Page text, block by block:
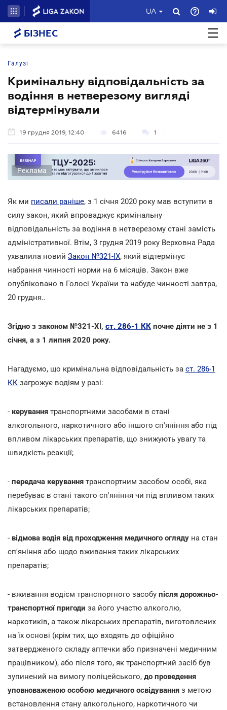
UA
БІЗНЕС
Галузі
Кримінальну відповідальність за
водіння в нетверезому вигляді
відтермінували
19 грудня 2019, 12:40 6416 1
Реклама
Як ми писали раніше, з 1 січня 2020 року мав вступити в
силу закон, який впроваджує кримінальну
відповідальність за водіння в нетверезому стані замість
адміністративної. Втім, 3 грудня 2019 року Верховна Рада
ухвалила новий Закон №321-ІХ, який відтермінує
набрання чинності норми на 6 місяців. Закон вже
опубліковано в Голосі України та набуде чинності завтра,
20 грудня..
Згідно з законом №321-ХІ, ст. 286-1 КК почне діяти не з 1
січня, а з 1 липня 2020 року.
Нагадуємо, що кримінальна відповідальність за ст. 286-1
КК загрожує водіям у разі:
- керування транспортними засобами в стані
алкогольного, наркотичного або іншого сп'яніння або під
впливом лікарських препаратів, що знижують увагу та
швидкість реакції;
- передача керування транспортним засобом особі, яка
перебуває в стані такого сп'яніння чи під впливом таких
лікарських препаратів;
- відмова водія від проходження медичного огляду на стан
сп'яніння або щодо вживання таких лікарських
препаратів;
- вживання водієм транспортного засобу після дорожньо-
транспортної пригоди за його участю алкоголю,
наркотиків, а також лікарських препаратів, виготовлених
на їх основі (крім тих, що входять до офіційно
затвердженого складу аптечки або призначені медичним
працівником), або після того, як транспортний засіб був
зупинений на вимогу поліцейського, до проведення
уповноваженою особою медичного освідування з метою
встановлення стану алкогольного, наркотичного чи